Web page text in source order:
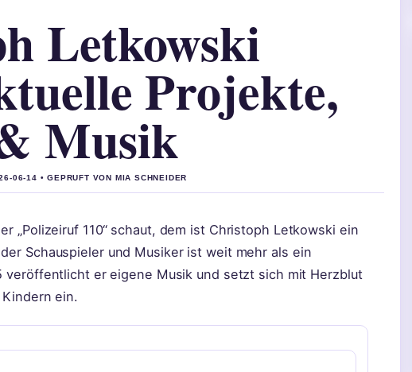
Letkowski
Projekte,
Musik
06-14 • GEPRUFT VON MIA SCHNEIDER
„Polizeiruf 110“ schaut, dem ist Christoph Letkowski ein
Schauspieler und Musiker ist weit mehr als ein
veröffentlicht er eigene Musik und setzt sich mit Herzblut
ein.